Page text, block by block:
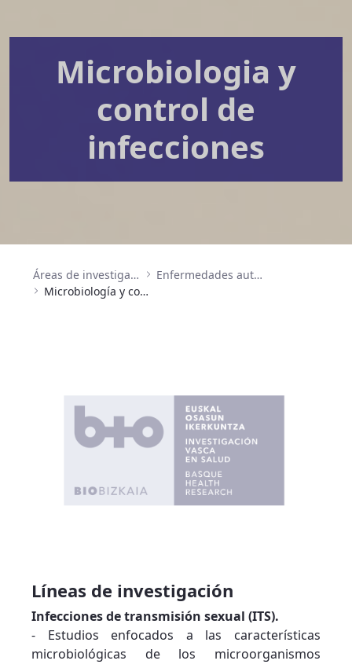
Microbiologia y
control de
infecciones
Áreas de investigación
Enfermedades autoinmunes, inflamatorias e infecciosas
Microbiología y control de infecciones
Líneas de investigación
Infecciones de transmisión sexual (ITS).
- Estudios enfocados a las características
microbiológicas de los microorganismos